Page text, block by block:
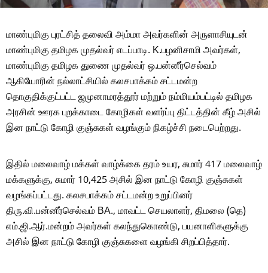
மாண்புமிகு புரட்சித் தலைவி அம்மா அவர்களின் அருளாசியுடன்
மாண்புமிகு தமிழக முதல்வர் எடப்பாடி. K.பழனிசாமி அவர்கள்,
மாண்புமிகு தமிழக துணை முதல்வர் ஒ.பன்னீர்செல்வம்
ஆகியோரின் நல்லாட்சியில் கலசபாக்கம் சட்டமன்ற
தொகுதிக்குட்பட்ட ஜமுனாமரத்தூர் மற்றும் நம்மியம்பட்டில் தமிழக
அரசின் ஊரக புறக்காடை கோழிகள் வளர்ப்பு திட்டத்தின் கீழ் அசில்
இன நாட்டு கோழி குஞ்சுகள் வழங்கும் நிகழ்ச்சி நடைபெற்றது.
இதில் மலைவாழ் மக்கள் வாழ்க்கை தரம் உயர, சுமார் 417 மலைவாழ்
மக்களுக்கு, சுமார் 10,425 அசில் இன நாட்டு கோழி குஞ்சுகள்
வழங்கப்பட்டது. கலசபாக்கம் சட்டமன்ற உறுப்பினர்
திரு.வி.பன்னீர்செல்வம் BA., மாவட்ட செயலாளர், திமலை (தெ)
எம்.ஜி.ஆர்.மன்றம் அவர்கள் கலந்துகொண்டு, பயனாளிகளுக்கு
அசில் இன நாட்டு கோழி குஞ்சுகளை வழங்கி சிறப்பித்தார்.